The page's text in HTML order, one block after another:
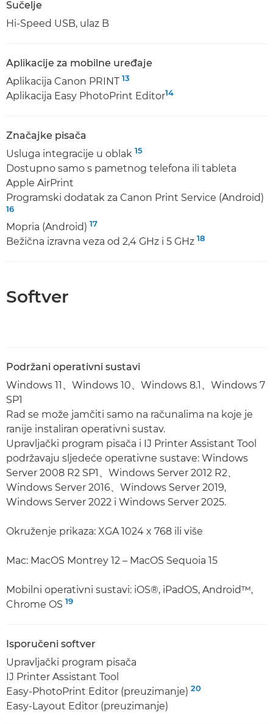
Sučelje
Hi-Speed USB, ulaz B
Aplikacije za mobilne uređaje
Aplikacija Canon PRINT13
Aplikacija Easy PhotoPrint Editor14
Značajke pisača
Usluga integracije u oblak 15
Dostupno samo s pametnog telefona ili tableta
Apple AirPrint
Programski dodatak za Canon Print Service (Android)
16
Mopria (Android) 17
Bežična izravna veza od 2,4 GHz i 5 GHz 18
Softver
Podržani operativni sustavi
Windows 11、Windows 10、Windows 8.1、Windows 7
SP1
Rad se može jamčiti samo na računalima na koje je
ranije instaliran operativni sustav.
Upravljački program pisača i IJ Printer Assistant Tool
podržavaju sljedeće operativne sustave: Windows
Server 2008 R2 SP1、Windows Server 2012 R2、
Windows Server 2016、Windows Server 2019,
Windows Server 2022 i Windows Server 2025.
Okruženje prikaza: XGA 1024 x 768 ili više
Mac: MacOS Montrey 12 – MacOS Sequoia 15
Mobilni operativni sustavi: iOS®, iPadOS, Android™,
Chrome OS 19
Isporučeni softver
Upravljački program pisača
IJ Printer Assistant Tool
Easy-PhotoPrint Editor (preuzimanje) 20
Easy-Layout Editor (preuzimanje)